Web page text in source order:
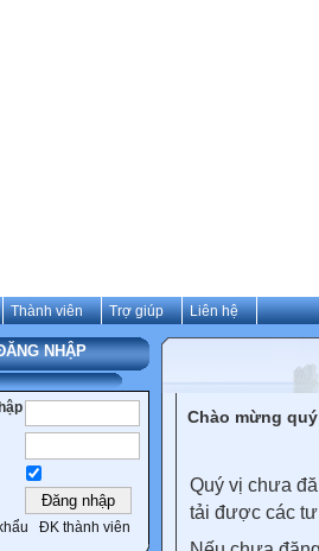
Thành viên Trợ giúp Liên hệ
NHẬP
ĐK thành viên
Chào mừng
Quý vị chưa
tải được các